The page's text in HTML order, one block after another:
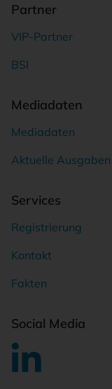
Partner
VIP-Partner
BSI
Mediadaten
Mediadaten
Aktuelle Ausgaben
Services
Registrierung
Kontakt
Fakten
Social Media